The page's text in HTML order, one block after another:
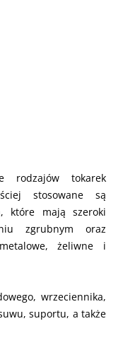
rodzajów tokarek
stosowane są
które mają szeroki
zgrubnym oraz
żeliwne i
wrzeciennika,
suportu, a także